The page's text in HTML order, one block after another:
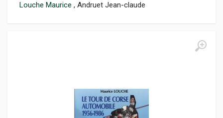
Louche Maurice , Andruet Jean-claude